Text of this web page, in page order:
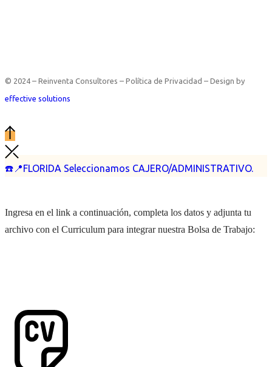
☎️📍FLORIDA Seleccionamos CAJERO/ADMINISTRATIVO.
© 2024 – Reinventa Consultores – Política de Privacidad – Design by
effective solutions
Ingresa en el link a continuación, completa los datos y adjunta tu
archivo con el Curriculum para integrar nuestra Bolsa de Trabajo: